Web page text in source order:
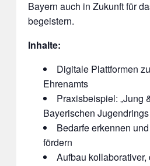
Bayern auch in Zukunft für
begeistern.
Inhalte:
Digitale Plattformen
Ehrenamts
Praxisbeispiel: „Jung
Bayerischen Jugendrings
Bedarfe erkennen
fördern
Aufbau